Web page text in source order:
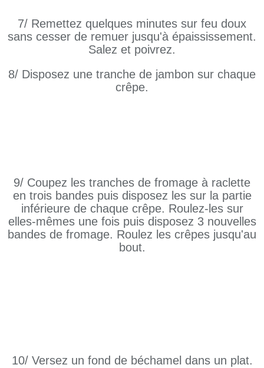
7/ Remettez quelques minutes sur feu doux
sans cesser de remuer jusqu'à épaississement.
Salez et poivrez.
8/ Disposez une tranche de jambon sur chaque
crêpe.
9/ Coupez les tranches de fromage à raclette
en trois bandes puis disposez les sur la partie
inférieure de chaque crêpe. Roulez-les sur
elles-mêmes une fois puis disposez 3 nouvelles
bandes de fromage. Roulez les crêpes jusqu'au
bout.
10/ Versez un fond de béchamel dans un plat.